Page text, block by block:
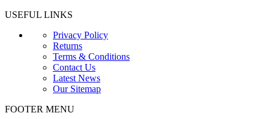
USEFUL LINKS
Privacy Policy
Returns
Terms & Conditions
Contact Us
Latest News
Our Sitemap
FOOTER MENU